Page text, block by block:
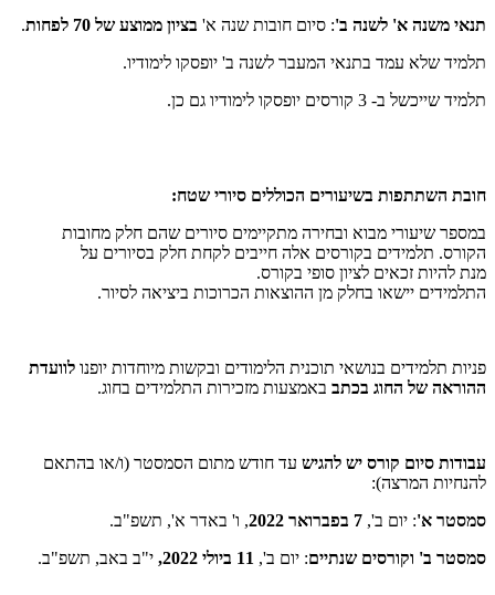
תנאי משנה א' לשנה ב': סיום חובות שנה א' בציון ממוצע של 70 לפחות
.
תלמיד שלא עמד בתנאי המעבר לשנה ב' יופסקו לימודיו.
תלמיד שייכשל ב- 3 קורסים יופסקו לימודיו גם כן.
חובת השתתפות בשיעורים הכוללים סיורי שטח:
במספר שיעורי מבוא ובחירה מתקיימים סיורים שהם חלק מחובות
הקורס. תלמידים בקורסים אלה חייבים לקחת חלק בסיורים על
מנת להיות זכאים לציון סופי בקורס.
התלמידים יישאו בחלק מן ההוצאות הכרוכות ביציאה לסיור.
פניות תלמידים בנושאי תוכנית הלימודים ובקשות מיוחדות יופנו לוועדת
ההוראה של החוג בכתב באמצעות מזכירות התלמידים בחוג.
עבודות סיום קורס יש להגיש עד חודש מתום הסמסטר (ו/או בהתאם
להנחיות המרצה):
סמסטר א': יום ב',
, ו' באדר א', תשפ"ב.
סמסטר ב' וקורסים שנתיים: יום ב', 11 ביולי 2022, י"ב באב, תשפ"ב.